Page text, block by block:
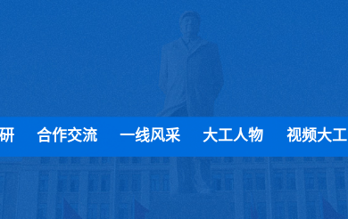
合作交流 一线风采 大工人物 视频大工